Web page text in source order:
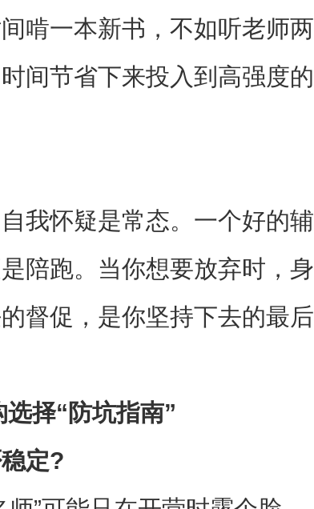
啃一本新书，不如听老师两
间节省下来投入到高强度的
我怀疑是常态。一个好的辅
陪跑。当你想要放弃时，身
督促，是你坚持下去的最后
择“防坑指南”
定?​